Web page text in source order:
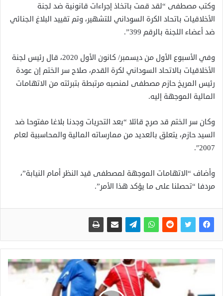
وكتب مصطفى “لقد قمت باتخاذ إجراءات قانونية ضد لجنة
الأخلاقيات باتحاد الكرة السوداني للتشهير، وتم تقييد البلاغ الجنائي
ضد أعضاء اللجنة بالرقم 399”.
وفي الأسبوع الأول من ديسمبر/ كانون الأول 2020، قال رئيس لجنة
الأخلاقيات بالاتحاد السوداني لكرة القدم، صلاح سر الختم إن عودة
رئيس المريخ حازم مصطفى لمنصبه مرتبطة بتبرئته من الاتهامات
المالية الموجهة إليه.
وكان سر الختم قد صرح قائلا “بعد التحريات وجدنا بلاغا مفتوحا ضد
السيد حازم، يتعلق بالعديد من ممارساته المالية والمحاسبية لعام
2007″.
وأضاف “الاتهامات الموجهة لمصطفى قيد النظر أمام النيابة”،
مردفا “تحصلنا على ما يؤكد هذا الأمر”.